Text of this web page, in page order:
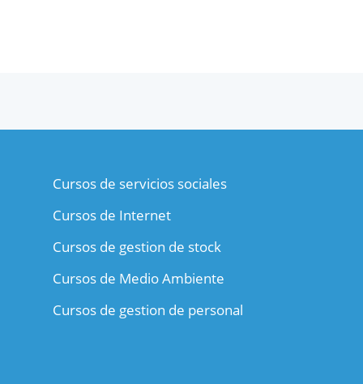
Cursos de servicios sociales
Cursos de Internet
Cursos de gestion de stock
Cursos de Medio Ambiente
Cursos de gestion de personal